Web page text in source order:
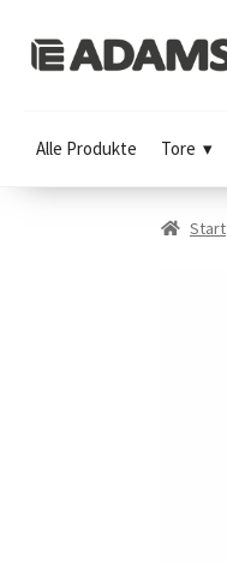
Alle Produkte Tore
Start